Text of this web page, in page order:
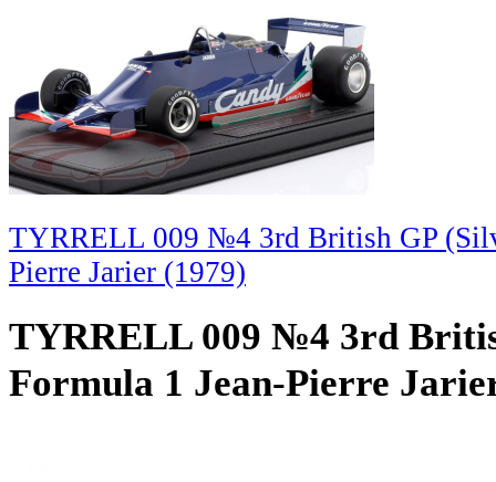
TYRRELL 009 №4 3rd British GP
Pierre Jarier (1979)
TYRRELL 009 №4 3rd
Formula 1 Jean-Pierre